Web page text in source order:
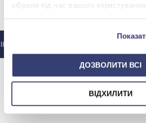
зібрали під час вашого користування
ДОЗВОЛИТИ ВСІ
ВІДХИЛИТИ
МИ У
@ZOLOTAKOROLEVA